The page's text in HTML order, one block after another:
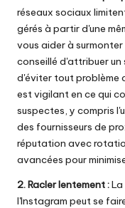
réseaux sociaux
gérés à partir d'une
vous aider à
conseillé d'attribuer
d'éviter tout problème
est vigilant en ce qui
suspectes, y compris
des fournisseurs de
réputation avec
avancées pour
2. Racler lentement :
l'Instagram peut se